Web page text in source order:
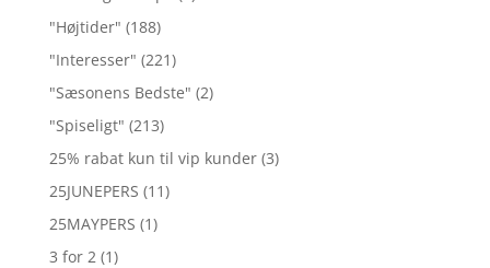
"Højtider" (188)
"Interesser" (221)
"Sæsonens Bedste" (2)
"Spiseligt" (213)
25% rabat kun til vip kunder (3)
25JUNEPERS (11)
25MAYPERS (1)
3 for 2 (1)